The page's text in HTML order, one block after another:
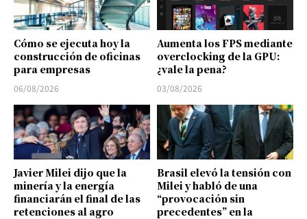
Cómo se ejecuta hoy la
construcción de oficinas
para empresas
06/08/2026
Aumenta los FPS mediante
overclocking de la GPU:
¿vale la pena?
03/08/2026
Javier Milei dijo que la
minería y la energía
financiarán el final de las
retenciones al agro
Brasil elevó la tensión con
Milei y habló de una
“provocación sin
precedentes” en la